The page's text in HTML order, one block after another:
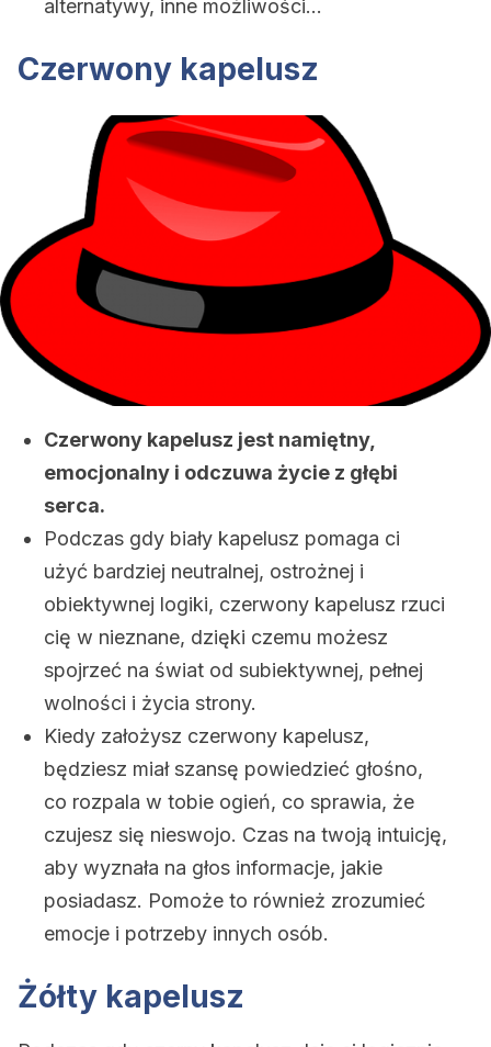
alternatywy, inne możliwości…
Czerwony kapelusz
Czerwony kapelusz jest namiętny,
emocjonalny i odczuwa życie z głębi
serca.
Podczas gdy biały kapelusz pomaga ci
użyć bardziej neutralnej, ostrożnej i
obiektywnej logiki, czerwony kapelusz rzuci
cię w nieznane, dzięki czemu możesz
spojrzeć na świat od subiektywnej, pełnej
wolności i życia strony.
Kiedy założysz czerwony kapelusz,
będziesz miał szansę powiedzieć głośno,
co rozpala w tobie ogień, co sprawia, że ​​
czujesz się nieswojo. Czas na twoją intuicję,
aby wyznała na głos informacje, jakie
posiadasz. Pomoże to również zrozumieć
emocje i potrzeby innych osób.
Żółty kapelusz